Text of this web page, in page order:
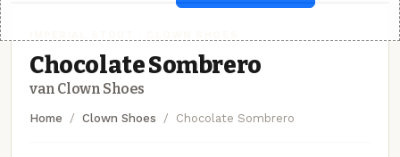
Chocolate Sombrero
van Clown Shoes
Home Clown Shoes Chocolate Sombrero